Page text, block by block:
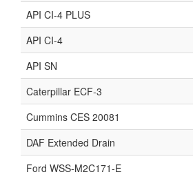
API CI-4 PLUS
API CI-4
API SN
Caterpillar ECF-3
Cummins CES 20081
DAF Extended Drain
Ford WSS-M2C171-E